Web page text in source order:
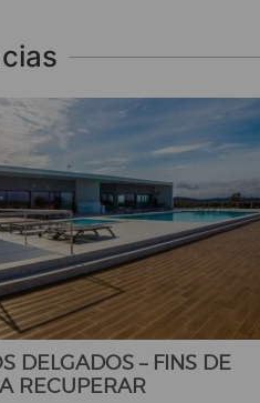
DELGADOS – FINS DE
RECUPERAR